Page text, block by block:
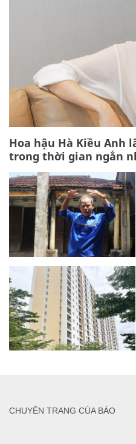
Hoa hậu Hà Kiều Anh
trong thời gian ngắn
CHUYÊN TRANG CỦA BÁO